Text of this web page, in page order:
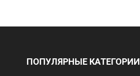
ПОПУЛЯРНЫЕ КАТЕГОРИИ